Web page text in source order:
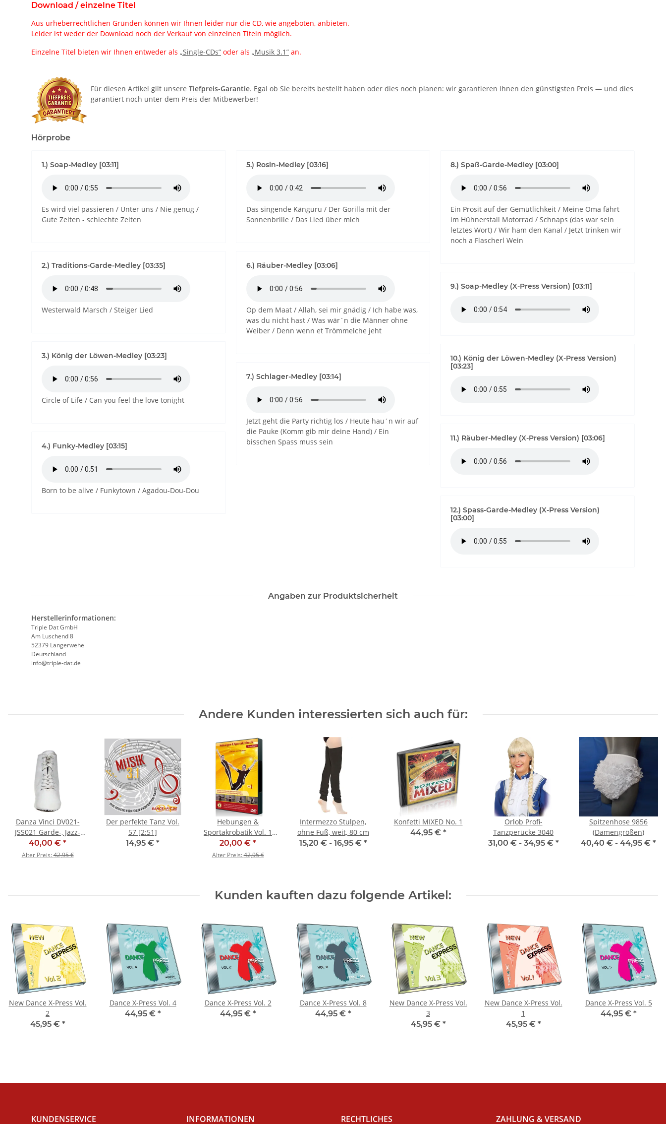
Download / einzelne Titel
Aus urheberrechtlichen Gründen können wir Ihnen leider nur die CD, wie angeboten, anbieten.
Leider ist weder der Download noch der Verkauf von einzelnen Titeln möglich.
Einzelne Titel bieten wir Ihnen entweder als „Single-CDs” oder als „Musik 3.1” an.
Für diesen Artikel gilt unsere Tiefpreis-Garantie. Egal ob Sie bereits bestellt haben oder dies noch planen: wir garantieren Ihnen den günstigsten Preis — und dies
garantiert noch unter dem Preis der Mitbewerber!
Hörprobe
1.) Soap-Medley [03:11]
Es wird viel passieren / Unter uns / Nie genug /
Gute Zeiten - schlechte Zeiten
2.) Traditions-Garde-Medley [03:35]
Westerwald Marsch / Steiger Lied
3.) König der Löwen-Medley [03:23]
Circle of Life / Can you feel the love tonight
4.) Funky-Medley [03:15]
Born to be alive / Funkytown / Agadou-Dou-Dou
5.) Rosin-Medley [03:16]
Das singende Känguru / Der Gorilla mit der
Sonnenbrille / Das Lied über mich
6.) Räuber-Medley [03:06]
Op dem Maat / Allah, sei mir gnädig / Ich habe was,
was du nicht hast / Was wär´n die Männer ohne
Weiber / Denn wenn et Trömmelche jeht
7.) Schlager-Medley [03:14]
Jetzt geht die Party richtig los / Heute hau´n wir auf
die Pauke (Komm gib mir deine Hand) / Ein
bisschen Spass muss sein
8.) Spaß-Garde-Medley [03:00]
Ein Prosit auf der Gemütlichkeit / Meine Oma fährt
im Hühnerstall Motorrad / Schnaps (das war sein
letztes Wort) / Wir ham den Kanal / Jetzt trinken wir
noch a Flascherl Wein
9.) Soap-Medley (X-Press Version) [03:11]
10.) König der Löwen-Medley (X-Press Version)
[03:23]
11.) Räuber-Medley (X-Press Version) [03:06]
12.) Spass-Garde-Medley (X-Press Version)
[03:00]
Angaben zur Produktsicherheit
Herstellerinformationen:
Triple Dat GmbH
Am Luschend 8
52379 Langerwehe
Deutschland
info@triple-dat.de
Andere Kunden interessierten sich auch für:
Danza Vinci DV021-
JSS021 Garde-, Jazz-
und Tanzstiefel - SALE
40,00 € *
Alter Preis:42,95 €
Der perfekte Tanz Vol.
57 [2:51]
14,95 € *
Hebungen &
Sportakrobatik Vol. 1
(Grundlagen) - SALE
20,00 € *
Alter Preis:42,95 €
Intermezzo Stulpen,
ohne Fuß, weit, 80 cm
15,20 € - 16,95 € *
Konfetti MIXED No. 1
44,95 € *
Orlob Profi-
Tanzperücke 3040
31,00 € - 34,95 € *
Spitzenhose 9856
(Damengrößen)
40,40 € - 44,95 € *
Kunden kauften dazu folgende Artikel:
New Dance X-Press Vol.
2
45,95 € *
Dance X-Press Vol. 4
44,95 € *
Dance X-Press Vol. 2
44,95 € *
Dance X-Press Vol. 8
44,95 € *
New Dance X-Press Vol.
3
45,95 € *
New Dance X-Press Vol.
1
45,95 € *
Dance X-Press Vol. 5
44,95 € *
KUNDENSERVICE INFORMATIONEN RECHTLICHES ZAHLUNG & VERSAND